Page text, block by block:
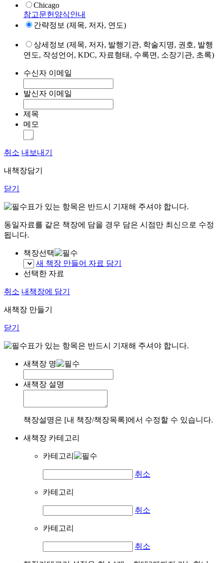
Chicago
참고문헌양식안내
간략정보 (제목, 저자, 연도)
상세정보 (제목, 저자, 발행기관, 학술지명, 권호, 발행
연도, 작성언어, KDC, 자료형태, 수록면, 소장기관, 초록)
수신자 이메일
발신자 이메일
제목
메모
취소 내보내기
내책장담기
닫기
표가 있는 항목은 반드시 기재해 주셔야 합니다.
동일자료를 같은 책장에 담을 경우 담은 시점만 최신으로 수정
됩니다.
책장선택
새 책장 만들어 자료 담기
선택한 자료
취소 내책장에 담기
새책장 만들기
닫기
표가 있는 항목은 반드시 기재해 주셔야 합니다.
새책장 명
새책장 설명
책장설명은 [내 책장/책장목록]에서 수정할 수 있습니다.
새책장 카테고리
카테고리
취소
카테고리
취소
카테고리
취소